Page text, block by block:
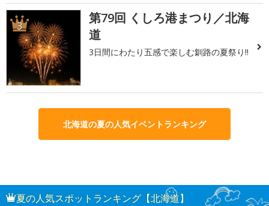
3
第79回 くしろ港まつり／北海
道
3日間にわたり五感で楽しむ釧路の夏祭り!!
北海道の夏の人気イベントランキング
夏の人気スポットランキング【北海道】